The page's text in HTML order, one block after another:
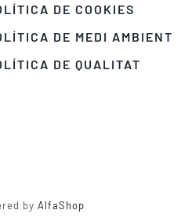
DE COOKIES
DE MEDI AMBIENT
DE QUALITAT
by AlfaShop